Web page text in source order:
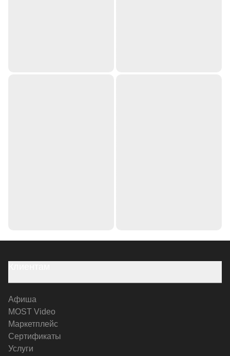
Афиша
MOST Video
Маркетплейс
Сертификаты
Услуги